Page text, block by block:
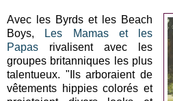
Avec les Byrds et les Beach
Boys,
Les Mamas et les
Papas rivalisent avec les
groupes britanniques les plus
talentueux. "Ils arboraient de
vêtements hippies colorés et